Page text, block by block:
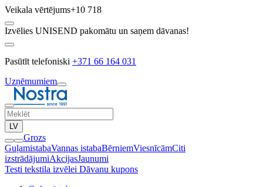
Veikala vērtējums+10 718
Izvēlies UNISEND pakomātu un saņem dāvanas!
Pasūtīt telefoniski +371 66 164 031
Uzņēmumiem
LV
Grozs
GuļamistabaVannas istabaBērniemViesnīcāmCiti
izstrādājumiAkcijasJaunumi
Testi tekstila izvēlei Dāvanu kupons